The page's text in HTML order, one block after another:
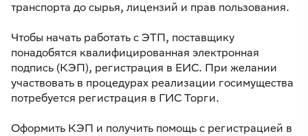
транспорта до сырья, лицензий и прав пользования.
Чтобы начать работать с ЭТП, поставщику
понадобятся квалифицированная электронная
подпись (КЭП), регистрация в ЕИС. При желании
участвовать в процедурах реализации госимущества
потребуется регистрация в ГИС Торги.
Оформить КЭП и получить помощь с регистрацией в